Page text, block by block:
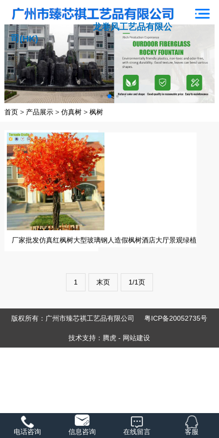
首页> 产品展示> 仿真树> 枫树
厂家批发仿真红枫树大型玻璃钢人造假枫树酒店大厅景观绿植
1 末页 1/1页
版权所有：广州市臻芯祺工艺品有限公司粤ICP备20052735号
技术支持： 腾虎 - 网站建设
龙卷风工艺品有限公
司(HK)
电话咨询 信息咨询 在线留言 客服